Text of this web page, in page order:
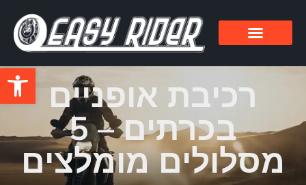
פתח רכיבת אופניים
בכרתים – 5
מסלולים מומלצים